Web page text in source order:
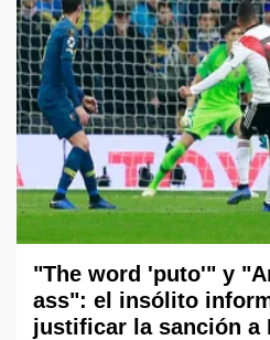
"The word 'puto'" y
ass": el insólito
justificar la sanción a